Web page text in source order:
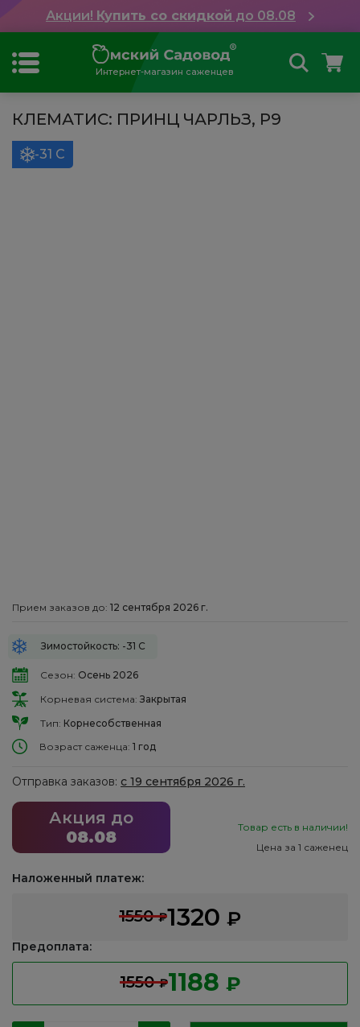
Акции! Купить со скидкой до 08.08
Интернет-магазин саженцев
КЛЕМАТИС: ПРИНЦ ЧАРЛЬЗ, Р9
-31 С
Прием заказов до: 12 сентября 2026 г.
Зимостойкость: -31 С
Сезон: Осень 2026
Корневая система: Закрытая
Тип: Корнесобственная
Возраст саженца: 1 год
Отправка заказов: с 19 сентября 2026 г.
Акция до
08.08
Товар есть в наличии!
Цена за 1 саженец
Наложенный платеж:
1550₽1320 ₽
Предоплата:
1550₽1188 ₽